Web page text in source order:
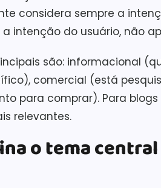
considera sempre a
intenção do usuário, não
são: informacional
comercial (está
para comprar). Para
relevantes.
o tema